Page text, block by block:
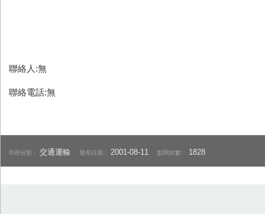
聯絡人:無
聯絡電話:無
市府分類：交通運輸 發布日期： 2001-08-11 點閱次數： 1828